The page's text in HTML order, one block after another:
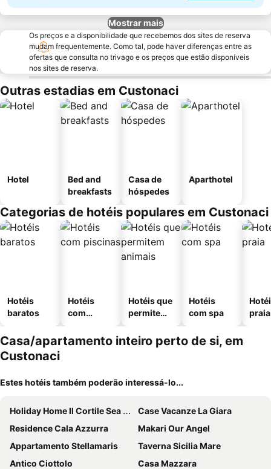
Mostrar mais
Os preços e a disponibilidade que recebemos dos sites de reserva
mudam frequentemente. Como tal, pode haver diferenças entre as
ofertas que consulta no trivago e os preços que estão disponíveis
nos sites de reserva.
Outras estadias em Custonaci
Hotel
Bed and
breakfasts
Casa de
hóspedes
Aparthotel
Categorias de hotéis populares em Custonaci
Hotéis
baratos
Hotéis
com
Hotéis que
permitem
Hotéis
com spa
praia
Casa/apartamento inteiro perto de si, em
Custonaci
Estes hotéis também poderão interessá-lo...
Holiday Home Il Cortile Sea Swimming Pool Custonaci Cornino
Case Vacanze La Giara
Residence Cala Azzurra
Makari Our Angel
Appartamento Stellamaris
Taverna Sicilia Mare
Antico Ciottolo
Casa Mazzara